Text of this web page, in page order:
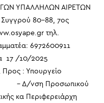
ΥΠΑΛΛΗΛΩΝ ΑΙΡΕΤΩΝ
80-88, 7ος
τηλ.
6972600911
2025
: Υπουργείο
Δ/νση Προσωπικού
κα Περιφερειάρχη